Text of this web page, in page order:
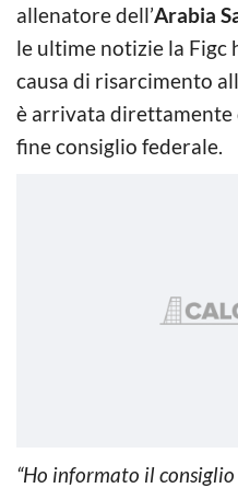
allenatore dell’Arabia
le ultime notizie la Figc
causa di risarcimento
è arrivata direttamente
fine consiglio federale.
“Ho informato il